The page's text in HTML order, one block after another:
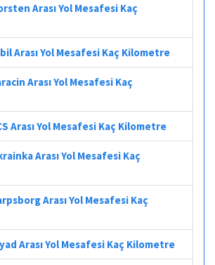
Arası Yol Mesafesi Kaç
Arası Yol Mesafesi Kaç Kilometre
Arası Yol Mesafesi Kaç
Arası Yol Mesafesi Kaç Kilometre
Arası Yol Mesafesi Kaç
Arası Yol Mesafesi Kaç
Arası Yol Mesafesi Kaç Kilometre